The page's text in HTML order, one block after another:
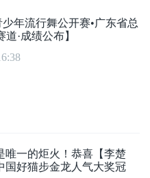
i
g
年流行舞公开赛•广东省总
·成绩公布】
唯一的炬火！恭喜【李楚
国好猫步金龙人气大奖冠